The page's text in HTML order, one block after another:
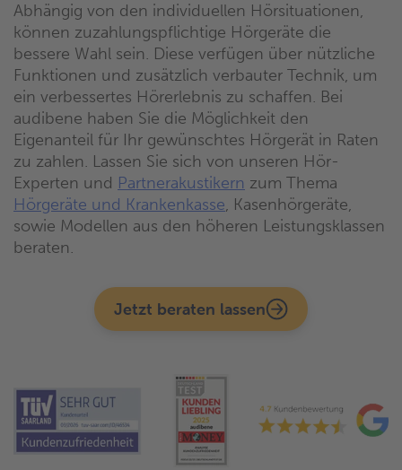
Abhängig von den individuellen Hörsituationen,
können zuzahlungspflichtige Hörgeräte die
bessere Wahl sein. Diese verfügen über nützliche
Funktionen und zusätzlich verbauter Technik, um
ein verbessertes Hörerlebnis zu schaffen. Bei
audibene haben Sie die Möglichkeit den
Eigenanteil für Ihr gewünschtes Hörgerät in Raten
zu zahlen. Lassen Sie sich von unseren Hör-
Experten und Partnerakustikern zum Thema
Hörgeräte und Krankenkasse, Kasenhörgeräte,
sowie Modellen aus den höheren Leistungsklassen
beraten.
Jetzt beraten lassen